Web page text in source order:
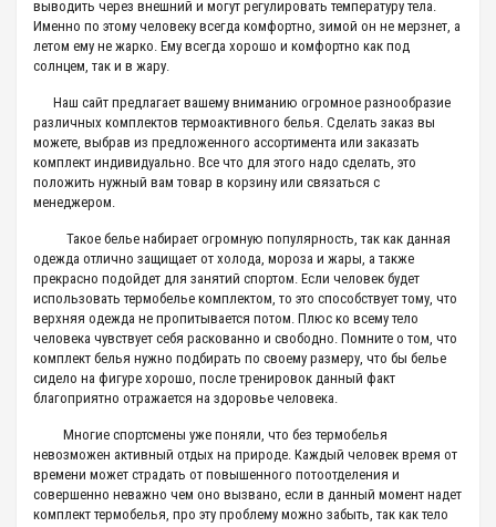
выводить через внешний и могут регулировать температуру тела.
Именно по этому человеку всегда комфортно, зимой он не мерзнет, а
летом ему не жарко. Ему всегда хорошо и комфортно как под
солнцем, так и в жару.
Наш сайт предлагает вашему вниманию огромное разнообразие
различных комплектов термоактивного белья. Сделать заказ вы
можете, выбрав из предложенного ассортимента или заказать
комплект индивидуально. Все что для этого надо сделать, это
положить нужный вам товар в корзину или связаться с
менеджером.
Такое белье набирает огромную популярность, так как данная
одежда отлично защищает от холода, мороза и жары, а также
прекрасно подойдет для занятий спортом. Если человек будет
использовать термобелье комплектом, то это способствует тому, что
верхняя одежда не пропитывается потом. Плюс ко всему тело
человека чувствует себя раскованно и свободно. Помните о том, что
комплект белья нужно подбирать по своему размеру, что бы белье
сидело на фигуре хорошо, после тренировок данный факт
благоприятно отражается на здоровье человека.
Многие спортсмены уже поняли, что без термобелья
невозможен активный отдых на природе. Каждый человек время от
времени может страдать от повышенного потоотделения и
совершенно неважно чем оно вызвано, если в данный момент надет
комплект термобелья, про эту проблему можно забыть, так как тело